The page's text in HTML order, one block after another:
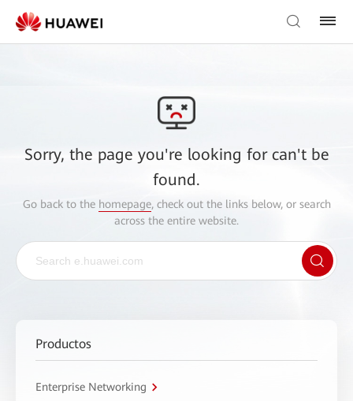
Sorry, the page you're looking for can't be
found.
Go back to the homepage, check out the links below, or search
across the entire website.
Productos
Enterprise Networking